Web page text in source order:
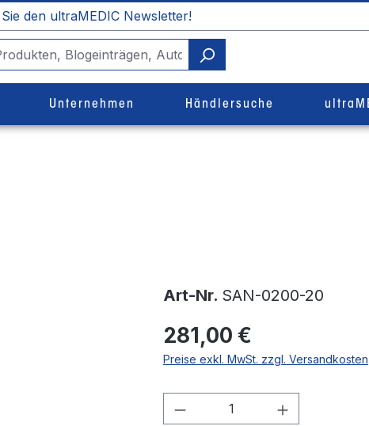
den ultraMEDIC Newsletter!
Unternehmen Händlersuche
Art-Nr. SAN-0200-20
281,00 €
Preise exkl. MwSt. zzgl. Versandkosten
Produkt Anzahl: Gib